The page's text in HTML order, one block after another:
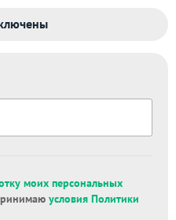
моих персональных
условия Политики